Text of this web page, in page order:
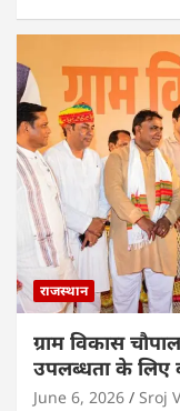
राजस्थान
ग्राम विकास
उपलब्धता के लिए
June 6, 2026 Sroj